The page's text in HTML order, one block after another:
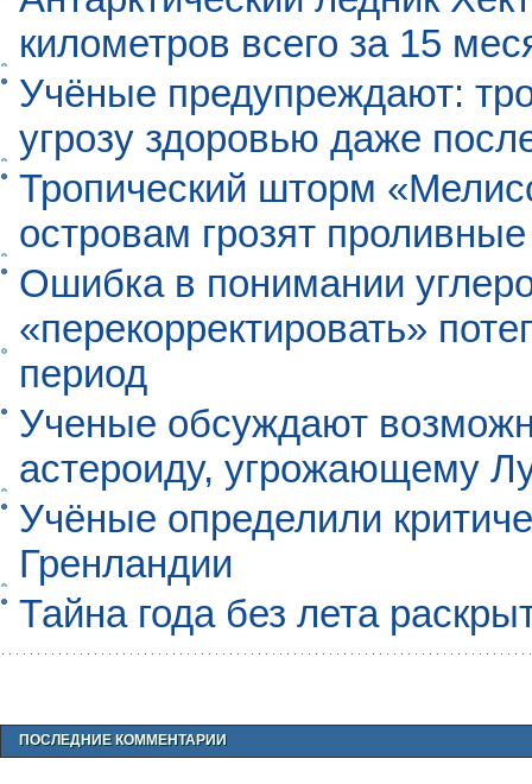
километров всего за 15
Учёные предупреждают:
угрозу здоровью даже
Тропический шторм
островам грозят
Ошибка в понимании
«перекорректировать»
период
Ученые обсуждают
астероиду, угрожающему
Учёные определили
Гренландии
Тайна года без лета
ПОСЛЕДНИЕ КОММЕНТАРИИ